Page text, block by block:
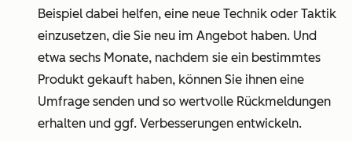
Beispiel dabei helfen, eine neue Technik oder Taktik
einzusetzen, die Sie neu im Angebot haben. Und
etwa sechs Monate, nachdem sie ein bestimmtes
Produkt gekauft haben, können Sie ihnen eine
Umfrage senden und so wertvolle Rückmeldungen
erhalten und ggf. Verbesserungen entwickeln.